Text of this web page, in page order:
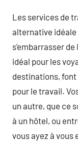
Les services de
alternative idéale
s’embarrasser
idéal pour les
destinations,
pour le travail.
un autre, que ce
à un hôtel, ou
vous ayez à vous